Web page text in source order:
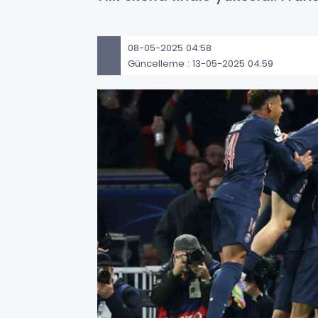
08-05-2025 04:58
Güncelleme : 13-05-2025 04:59